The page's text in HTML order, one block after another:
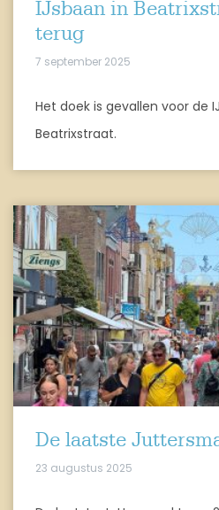
IJsbaan in
terug
7 september 2025
Het doek is gevallen voor de
Beatrixstraat.
De laatste
23 augustus 2025